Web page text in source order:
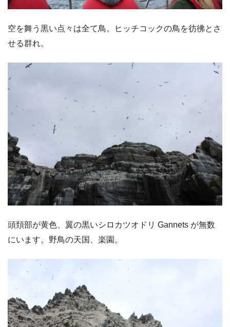
空を舞う黒い点々は全て鳥。ヒッチコックの鳥を彷彿とさ
せる群れ。
頭頚部が黄色、翼の黒いシロカツオドリ Gannets が無数
にいます。野鳥の天国、楽園。